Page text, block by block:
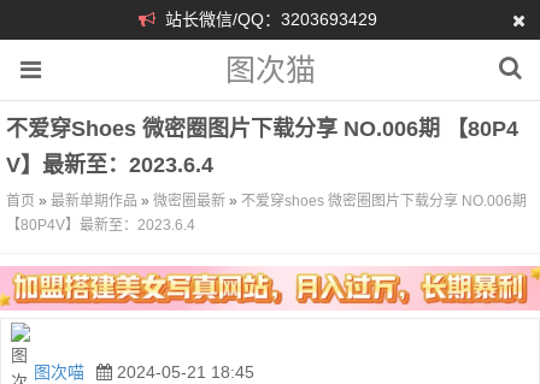
站长微信/QQ：3203693429
图次猫
不爱穿shoes 微密圈图片下载分享 NO.006期 【80P4
V】最新至：2023.6.4
首页 » 最新单期作品 » 微密圈最新 » 不爱穿shoes 微密圈图片下载分享 NO.006期
【80P4V】最新至：2023.6.4
图次喵 2024-05-21 18:45